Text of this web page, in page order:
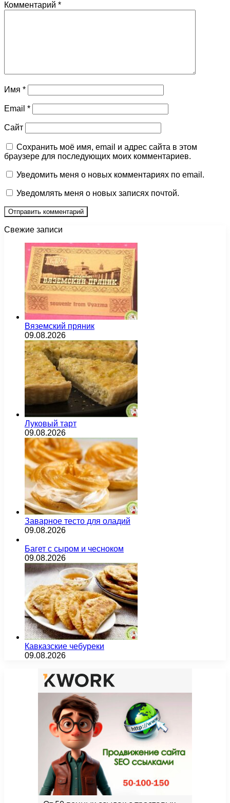
Комментарий *
Имя *
Email *
Сайт
Сохранить моё имя, email и адрес сайта в этом
браузере для последующих моих комментариев.
Уведомить меня о новых комментариях по email.
Уведомлять меня о новых записях почтой.
Свежие записи
Вяземский пряник
09.08.2026
Луковый тарт
09.08.2026
Заварное тесто для оладий
09.08.2026
Багет с сыром и чесноком
09.08.2026
Кавказские чебуреки
09.08.2026